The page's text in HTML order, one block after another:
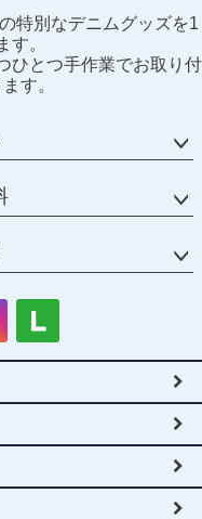
ジト
ップ
へ
特別なデニムグッズを1
す。
ひとつ手作業でお取り付
す。